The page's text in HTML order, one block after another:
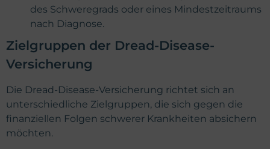
des Schweregrads oder eines Mindestzeitraums
nach Diagnose.
Zielgruppen der Dread-Disease-
Versicherung
Die Dread-Disease-Versicherung richtet sich an
unterschiedliche Zielgruppen, die sich gegen die
finanziellen Folgen schwerer Krankheiten absichern
möchten.